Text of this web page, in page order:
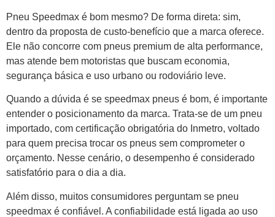
Pneu Speedmax é bom mesmo? De forma direta: sim,
dentro da proposta de custo-benefício que a marca oferece.
Ele não concorre com pneus premium de alta performance,
mas atende bem motoristas que buscam economia,
segurança básica e uso urbano ou rodoviário leve.
Quando a dúvida é se speedmax pneus é bom, é importante
entender o posicionamento da marca. Trata-se de um pneu
importado, com certificação obrigatória do Inmetro, voltado
para quem precisa trocar os pneus sem comprometer o
orçamento. Nesse cenário, o desempenho é considerado
satisfatório para o dia a dia.
Além disso, muitos consumidores perguntam se pneu
speedmax é confiável. A confiabilidade está ligada ao uso